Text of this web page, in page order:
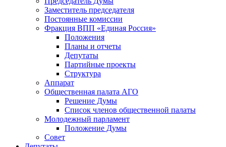
Заместитель председателя
Постоянные комиссии
Фракция ВПП «Единая Россия»
Положения
Планы и отчеты
Депутаты
Партийные проекты
Структура
Аппарат
Общественная палата АГО
Решение Думы
Список членов общественной палаты
Молодежный парламент
Положение Думы
Совет